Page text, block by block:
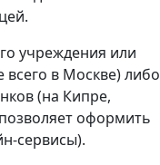
учреждения или
всего в Москве) либо
(на Кипре,
оформить
сервисы).